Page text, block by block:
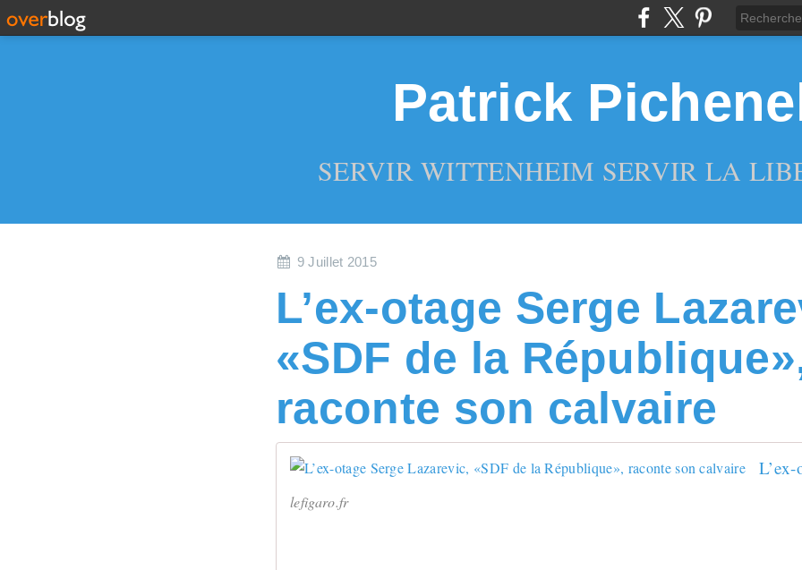
Patrick
SERVIR WITTENHEIM SERVIR LA
9 Juillet 2015
L’ex-otage Serge
«SDF de la
raconte son calvaire
lefigaro.fr